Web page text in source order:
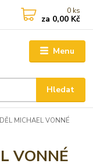
Menu
Hledat
0 ks
za 0,00 Kč
MICHAEL VONNÉ
VONNÉ